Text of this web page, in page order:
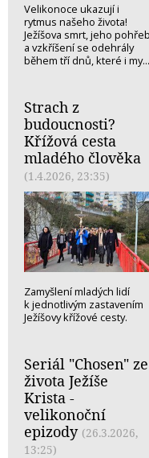
Velikonoce ukazují i
rytmus našeho života!
Ježíšova smrt, jeho pohřeb
a vzkříšení se odehrály
během tří dnů, které i my...
Strach z
budoucnosti?
Křížová cesta
mladého člověka
(1.4.2026, 23:35)
Zamyšlení mladých lidí
k jednotlivým zastavením
Ježíšovy křížové cesty.
Seriál "Chosen" ze
života Ježíše
Krista -
velikonoční
epizody (26.3.2026,
13:25)